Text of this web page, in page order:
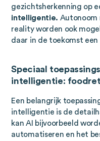
gezichtsherkenning op
intelligentie. Autonoom
reality worden ook
daar in de toekomst
Speciaal
intelligentie:
Een belangrijk
intelligentie is de
kan AI bijvoorbeeld
automatiseren en het